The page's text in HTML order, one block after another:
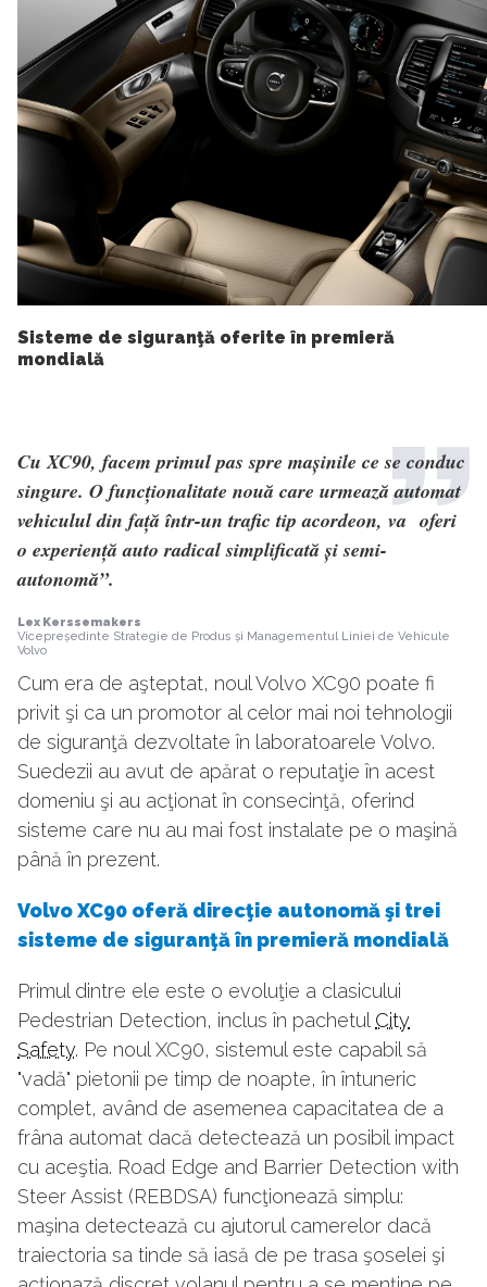
Sisteme de siguranţă oferite în premieră
mondială
Cu XC90, facem primul pas spre mașinile ce se conduc
singure. O funcționalitate nouă care urmează automat
vehiculul din față într-un trafic tip acordeon, va oferi
o experiență auto radical simplificată și semi-
autonomă”.
Lex Kerssemakers
Vicepreședinte Strategie de Produs și Managementul Liniei de Vehicule
Volvo
Cum era de aşteptat, noul Volvo XC90 poate fi
privit şi ca un promotor al celor mai noi tehnologii
de siguranţă dezvoltate în laboratoarele Volvo.
Suedezii au avut de apărat o reputaţie în acest
domeniu şi au acţionat în consecinţă, oferind
sisteme care nu au mai fost instalate pe o maşină
până în prezent.
Volvo XC90 oferă direcţie autonomă şi trei
sisteme de siguranţă în premieră mondială
Primul dintre ele este o evoluţie a clasicului
Pedestrian Detection, inclus în pachetulCity
Safety. Pe noul XC90, sistemul este capabil să
"vadă" pietonii pe timp de noapte, în întuneric
complet, având de asemenea capacitatea de a
frâna automat dacă detectează un posibil impact
cu aceştia. Road Edge and Barrier Detection with
Steer Assist (REBDSA) funcţionează simplu:
maşina detectează cu ajutorul camerelor dacă
traiectoria sa tinde să iasă de pe trasa şoselei şi